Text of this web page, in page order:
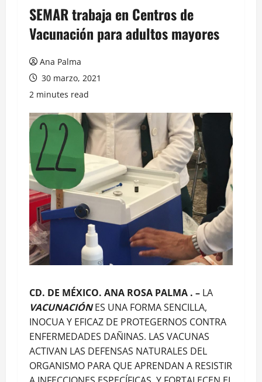
SEMAR trabaja en Centros de
Vacunación para adultos mayores
Ana Palma
30 marzo, 2021
2 minutes read
CD. DE MÉXICO. ANA ROSA PALMA . – LA
VACUNACIÓNES UNA FORMA SENCILLA,
INOCUA Y EFICAZ DE PROTEGERNOS CONTRA
ENFERMEDADES DAÑINAS. LAS VACUNAS
ACTIVAN LAS DEFENSAS NATURALES DEL
ORGANISMO PARA QUE APRENDAN A RESISTIR